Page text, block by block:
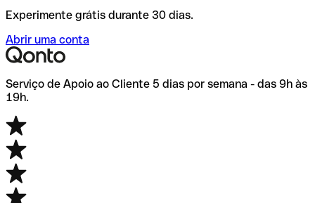
Experimente grátis durante 30 dias.
Abrir uma conta
Serviço de Apoio ao Cliente 5 dias por semana - das 9h às
19h.